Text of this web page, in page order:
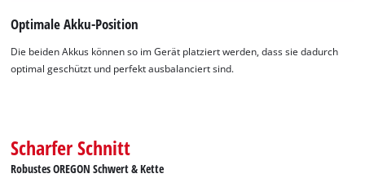
Optimale Akku-Position
Die beiden Akkus können so im Gerät platziert werden, dass sie dadurch
optimal geschützt und perfekt ausbalanciert sind.
Scharfer Schnitt
Robustes OREGON Schwert & Kette